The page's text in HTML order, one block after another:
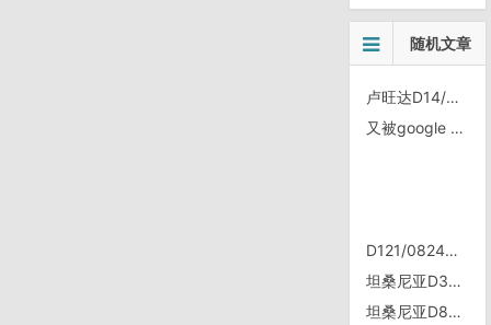
随机文章
卢旺达D14/0725，Gikongoro
又被google maps忽悠了，一下进厂区了
D121/0824，曼桂
坦桑尼亚D31/0828，Mwanga Juction
坦桑尼亚D87/赞比亚D1/1023，终于入境赞比亚了